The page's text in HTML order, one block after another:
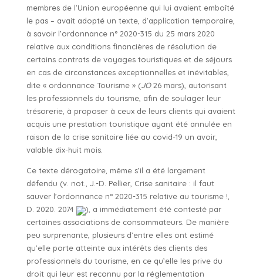
membres de l’Union européenne qui lui avaient emboîté
le pas – avait adopté un texte, d’application temporaire,
à savoir l’ordonnance n° 2020-315 du 25 mars 2020
relative aux conditions financières de résolution de
certains contrats de voyages touristiques et de séjours
en cas de circonstances exceptionnelles et inévitables,
dite « ordonnance Tourisme » (JO26 mars), autorisant
les professionnels du tourisme, afin de soulager leur
trésorerie, à proposer à ceux de leurs clients qui avaient
acquis une prestation touristique ayant été annulée en
raison de la crise sanitaire liée au covid-19 un avoir,
valable dix-huit mois.
Ce texte dérogatoire, même s’il a été largement
défendu (v. not., J.-D. Pellier, Crise sanitaire : il faut
sauver l’ordonnance n° 2020-315 relative au tourisme !,
D. 2020. 2074
), a immédiatement été contesté par
certaines associations de consommateurs. De manière
peu surprenante, plusieurs d’entre elles ont estimé
qu’elle porte atteinte aux intérêts des clients des
professionnels du tourisme, en ce qu’elle les prive du
droit qui leur est reconnu par la réglementation